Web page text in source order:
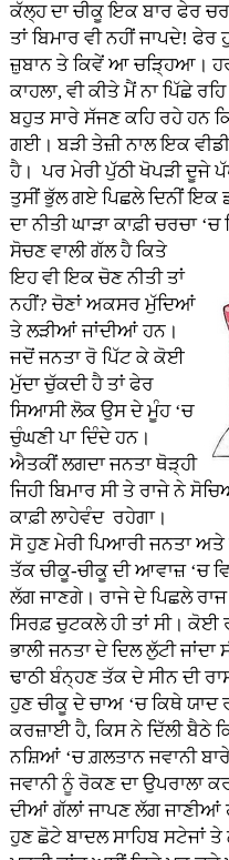
ਕੱਲ੍ਹ ਦਾ ਚੀਕੂ ਇਕ ਬਾਰ ਫੇਰ
ਤਾਂ ਬਿਮਾਰ ਵੀ ਨਹੀਂ ਜਾਪਦੇ!
ਜ਼ੁਬਾਨ ਤੇ ਕਿਵੇਂ ਆ ਚੜ੍ਹਿਆ।
ਕਾਹਲਾ, ਵੀ ਕੀਤੇ ਮੈਂ ਨਾ ਪਿੱਛੇ ਰਹਿ
ਬਹੁਤ ਸਾਰੇ ਸੱਜਣ ਕਹਿ ਰਹੇ ਹਨ
ਗਈ। ਬੜੀ ਤੇਜ਼ੀ ਨਾਲ ਇਕ
ਹੈ। ਪਰ ਮੇਰੀ ਪੁੱਠੀ ਖੋਪੜੀ ਦੂਜੇ
ਤੁਸੀਂ ਭੁੱਲ ਗਏ ਪਿਛਲੇ ਦਿਨੀਂ ਇਕ
ਦਾ ਨੀਤੀ ਘਾੜਾ ਕਾਫ਼ੀ ਚਰਚਾ ‘ਚ
ਸੋਚਣ ਵਾਲੀ ਗੱਲ ਹੈ ਕਿਤੇ
ਇਹ ਵੀ ਇਕ ਚੋਣ ਨੀਤੀ ਤਾਂ
ਨਹੀਂ? ਚੋਣਾਂ ਅਕਸਰ ਮੁੱਦਿਆਂ
ਤੇ ਲੜੀਆਂ ਜਾਂਦੀਆਂ ਹਨ।
ਜਦੋਂ ਜਨਤਾ ਰੋ ਪਿੱਟ ਕੇ ਕੋਈ
ਮੁੱਦਾ ਚੁੱਕਦੀ ਹੈ ਤਾਂ ਫੇਰ
ਸਿਆਸੀ ਲੋਕ ਉਸ ਦੇ ਮੂੰਹ ‘ਚ
ਚੁੰਘਣੀ ਪਾ ਦਿੰਦੇ ਹਨ।
ਐਤਕੀਂ ਲਗਦਾ ਜਨਤਾ ਥੋੜ੍ਹੀ
ਜਿਹੀ ਬਿਮਾਰ ਸੀ ਤੇ ਰਾਜੇ ਨੇ
ਕਾਫ਼ੀ ਲਾਹੇਵੰਦ ਰਹੇਗਾ।
ਸੋ ਹੁਣ ਮੇਰੀ ਪਿਆਰੀ ਜਨਤਾ
ਤੱਕ ਚੀਕੂ-ਚੀਕੂ ਦੀ ਆਵਾਜ਼ ‘ਚ
ਲੱਗ ਜਾਣਗੇ। ਰਾਜੇ ਦੇ ਪਿਛਲੇ
ਸਿਰਫ਼ ਚੁਟਕਲੇ ਹੀ ਤਾਂ ਸੀ। ਕੋਈ
ਭਾਲੀ ਜਨਤਾ ਦੇ ਦਿਲ ਲੁੱਟੀ
ਢਾਠੀ ਬੰਨ੍ਹਣ ਤੱਕ ਦੇ ਸੀਨ ਦੀ
ਹੁਣ ਚੀਕੂ ਦੇ ਚਾਅ ‘ਚ ਕਿਥੇ ਯਾਦ
ਕਰਜ਼ਾਈ ਹੈ, ਕਿਸ ਨੇ ਦਿੱਲੀ ਬੈਠੇ
ਨਸ਼ਿਆਂ ‘ਚ ਗ਼ਲਤਾਨ ਜਵਾਨੀ
ਜਵਾਨੀ ਨੂੰ ਰੋਕਣ ਦਾ ਉਪਰਾਲਾ
ਦੀਆਂ ਗੱਲਾਂ ਜਾਪਣ ਲੱਗ ਜਾਣੀਆਂ
ਹੁਣ ਛੋਟੇ ਬਾਦਲ ਸਾਹਿਬ ਸਟੇਜਾਂ ਤੇ